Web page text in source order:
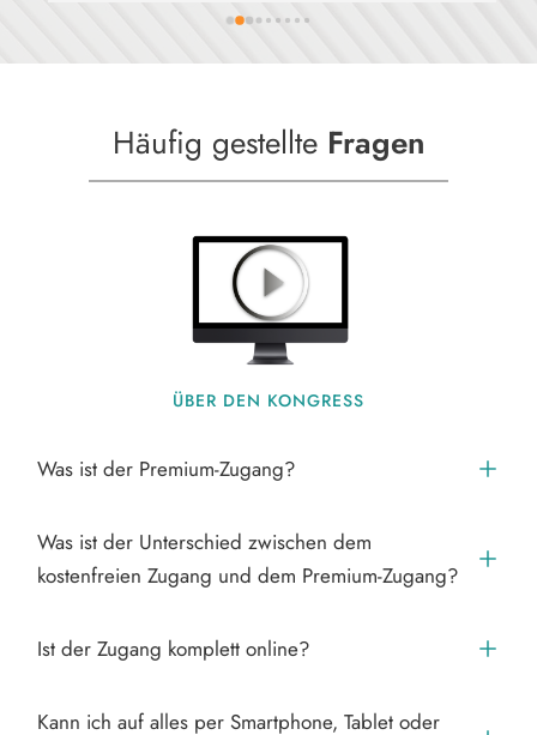
vielen guten Einsichten!Grüße aus Wiesbaden von
Häufig gestellte Fragen
ÜBER DEN KONGRESS
Was ist der Premium-Zugang?
Was ist der Unterschied zwischen dem
kostenfreien Zugang und dem Premium-Zugang?
Ist der Zugang komplett online?
Kann ich auf alles per Smartphone, Tablet oder